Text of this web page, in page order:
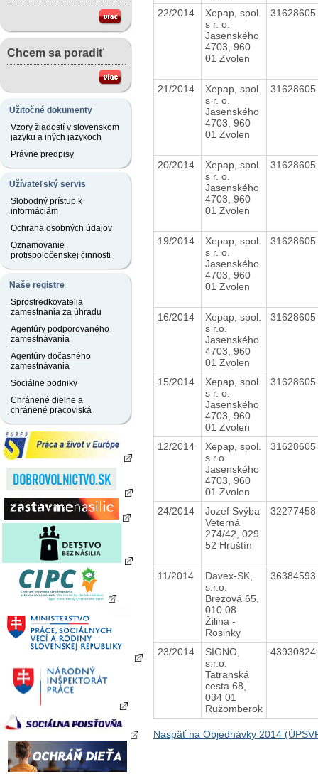
Chcem sa poradiť
Užitočné dokumenty
Vzory žiadostí v slovenskom
jazyku a iných jazykoch
Právne predpisy
Užívateľský servis
Slobodný prístup k
informáciám
Ochrana osobných údajov
Oznamovanie
protispoločenskej činnosti
Naše registre
Sprostredkovatelia
zamestnania za úhradu
Agentúry podporovaného
zamestnávania
Agentúry dočasného
zamestnávania
Sociálne podniky
Chránené dielne a
chránené pracoviská
22/2014
Xepap, spol.
s r. o.
Jasenského
4703, 960
01 Zvolen
31628605
21/2014
Xepap, spol.
s r. o.
Jasenského
4703, 960
01 Zvolen
31628605
20/2014
Xepap, spol.
s r. o.
Jasenského
4703, 960
01 Zvolen
31628605
19/2014
Xepap, spol.
s r. o.
Jasenského
4703, 960
01 Zvolen
31628605
16/2014
Xepap, spol.
s r.o.
Jasenského
4703, 960
01 Zvolen
31628605
15/2014
Xepap, spol.
s r. o.
Jasenského
4703, 960
01 Zvolen
31628605
12/2014
Xepap, spol.
s.r.o.
Jasenského
4703, 960
01 Zvolen
31628605
24/2014
Jozef Svýba
Veterná
274/42, 029
52 Hruštín
32277458
11/2014
Davex-SK,
s.r.o.
Brezová 65,
010 08
Žilina -
Rosinky
36384593
23/2014
SIGNO,
s.r.o.
Tatranská
cesta 68,
034 01
Ružomberok
43930824
Naspäť na Objednávky 2014